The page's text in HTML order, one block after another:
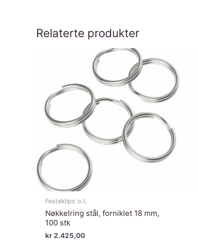
Relaterte produkter
Festeklips o.l.
Nøkkelring stål, forniklet 18 mm,
100 stk
kr2.425,00